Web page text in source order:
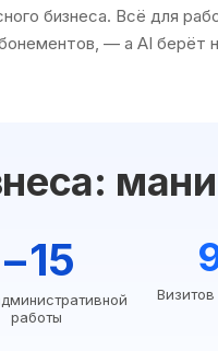
бизнеса. Всё для
— а AI берёт
−15
работы